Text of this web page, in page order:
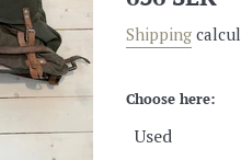
Shipping
Choose here: